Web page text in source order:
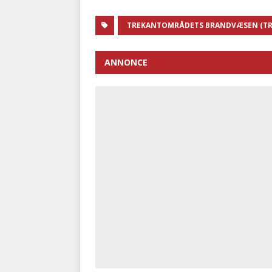
TREKANTOMRÅDETS BRANDVÆSEN
ANNONCE